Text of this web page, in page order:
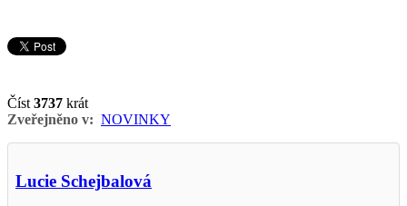
Číst 3737 krát
Zveřejněno v: NOVINKY
Lucie Schejbalová